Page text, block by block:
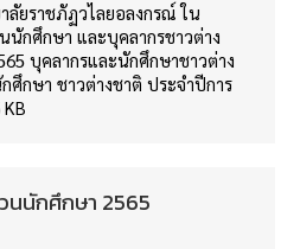
ลัยราชภัฏวไลยอลงกรณ์ ใน
กศึกษา และบุคลากรชาวต่าง
บุคลากรและนักศึกษาชาวต่าง
กษา ชาวต่างชาติ ประจำปีการ
นนักศึกษา 2565